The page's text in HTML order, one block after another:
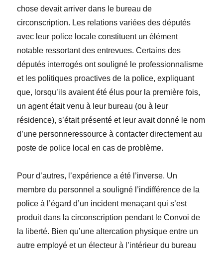
chose devait arriver dans le bureau de
circonscription. Les relations variées des députés
avec leur police locale constituent un élément
notable ressortant des entrevues. Certains des
députés interrogés ont souligné le professionnalisme
et les politiques proactives de la police, expliquant
que, lorsqu’ils avaient été élus pour la première fois,
un agent était venu à leur bureau (ou à leur
résidence), s’était présenté et leur avait donné le nom
d’une personneressource à contacter directement au
poste de police local en cas de problème.
Pour d’autres, l’expérience a été l’inverse. Un
membre du personnel a souligné l’indifférence de la
police à l’égard d’un incident menaçant qui s’est
produit dans la circonscription pendant leConvoi de
la liberté. Bien qu’une altercation physique entre un
autre employé et un électeur à l’intérieur du bureau